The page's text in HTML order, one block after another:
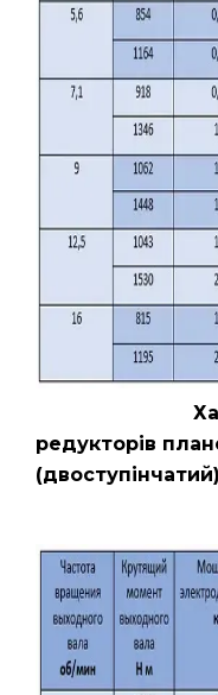
редукторів
(двоступінчатий)